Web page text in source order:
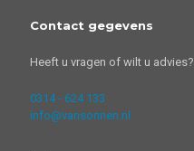
Contact gegevens
Heeft u vragen of wilt u
0314 - 624 133
info@vansonnen.nl